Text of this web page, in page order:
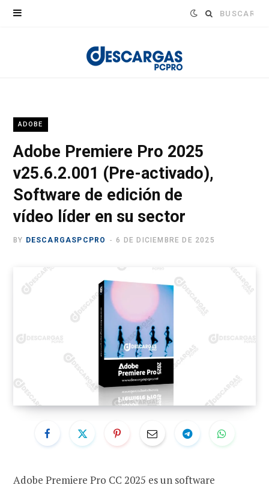
Buscar:
ADOBE
Adobe Premiere Pro 2025
v25.6.2.001 (Pre-activado),
Software de edición de
vídeo líder en su sector
BY DESCARGASPCPRO 6 DE DICIEMBRE DE 2025
Adobe Premiere Pro CC 2025 es un software